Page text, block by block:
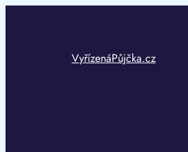
VyřízenáPůjčka.cz